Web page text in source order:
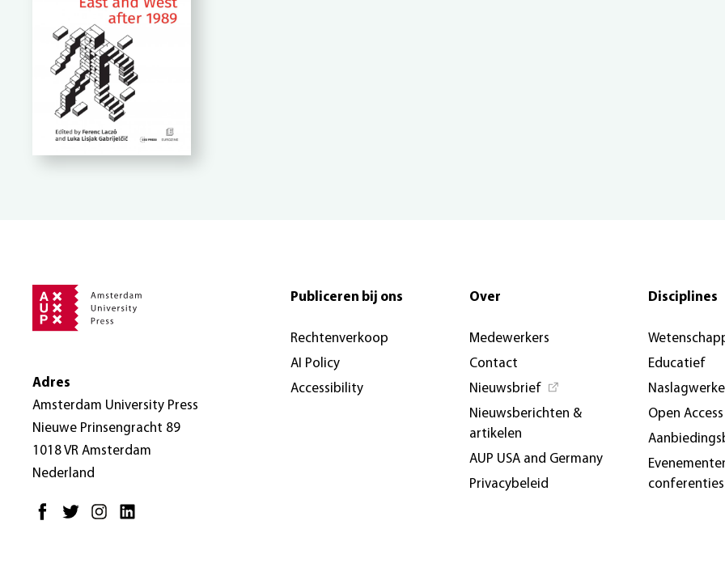
Adres
Amsterdam University Press
Nieuwe Prinsengracht 89
1018 VR Amsterdam
Nederland
Publiceren bij ons
Rechtenverkoop
AI Policy
Accessibility
Over
Medewerkers
Contact
Nieuwsbrief
Nieuwsberichten &
artikelen
AUP USA and Germany
Privacybeleid
Disciplines
Educatief
Open Access
conferenties